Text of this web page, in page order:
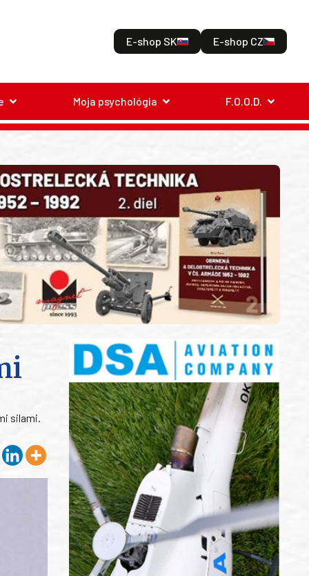
E-shop SK E-shop CZ
Moja psychológia F.O.O.D.
silami.